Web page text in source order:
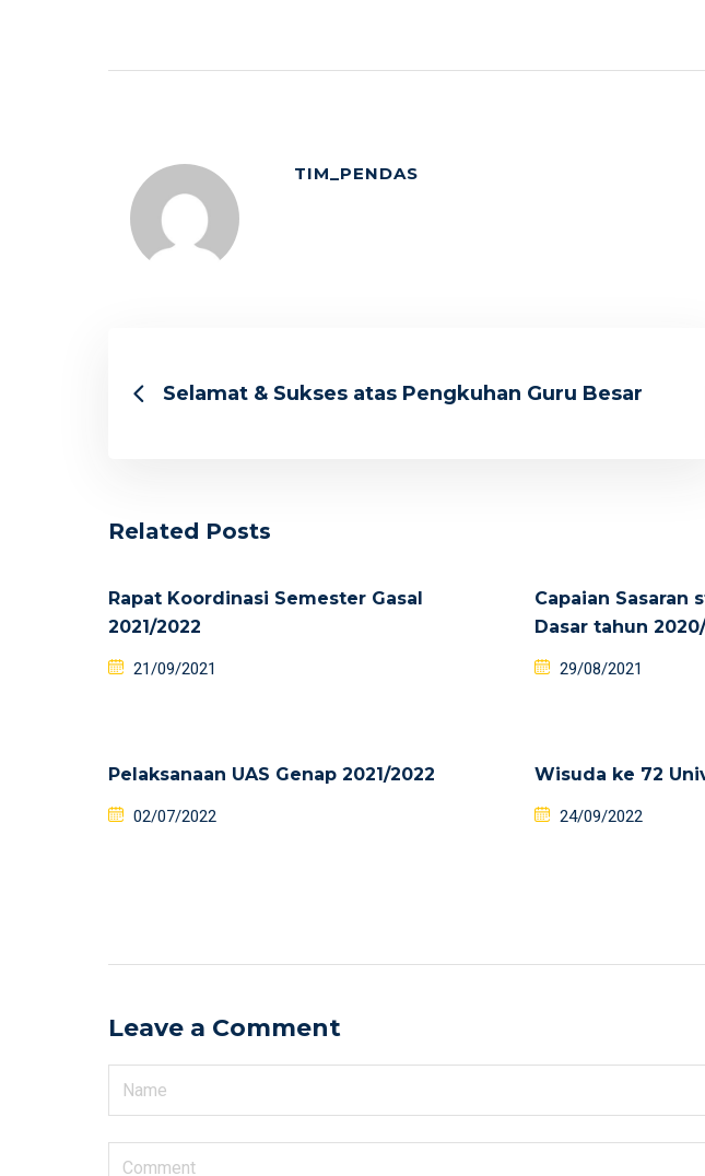
TIM_PENDAS
Selamat & Sukses atas Pengkuhan Guru Besar
Related Posts
Rapat Koordinasi Semester Gasal
2021/2022
21/09/2021
Capaian Sasaran
Dasar tahun 2020/
29/08/2021
Pelaksanaan UAS Genap 2021/2022
02/07/2022
Wisuda ke 72
24/09/2022
Leave a Comment